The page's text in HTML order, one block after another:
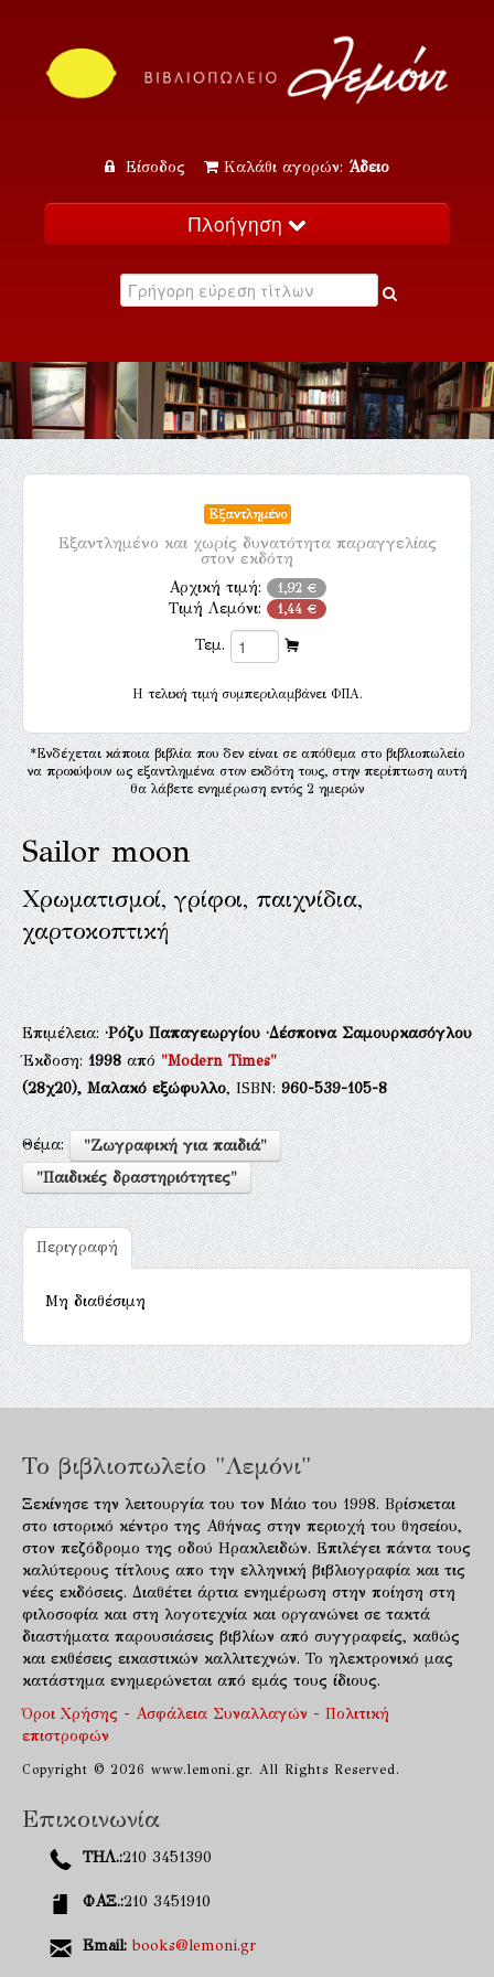
Είσοδος Καλάθι αγορών: Άδειο
Πλοήγηση
Κατάλογος
Εκδηλώσεις
Επικοινωνία
Εξαντλημένο
Εξαντλημένο και χωρίς δυνατότητα παραγγελίας
στον εκδότη
Αρχική τιμή: 1,92 €
Τιμή Λεμόνι: 1,44 €
Τεμ.
H τελική τιμή συμπεριλαμβάνει ΦΠΑ.
*Ενδέχεται κάποια βιβλία που δεν είναι σε απόθεμα στο βιβλιοπωλείο
να προκύψουν ως εξαντλημένα στον εκδότη τους, στην περίπτωση αυτή
θα λάβετε ενημέρωση εντός 2 ημερών
Sailor moon
Χρωματισμοί, γρίφοι, παιχνίδια,
χαρτοκοπτική
Επιμέλεια:·Ρόζυ Παπαγεωργίου·Δέσποινα Σαμουρκασόγλου
Έκδοση:1998από"Modern Times"
(28χ20), Μαλακό εξώφυλλο, ISBN:960-539-105-8
Θέμα:
"Ζωγραφική για παιδιά"
"Παιδικές δραστηριότητες"
Περιγραφή
Μη διαθέσιμη
Το βιβλιοπωλείο "Λεμόνι"
Ξεκίνησε την λειτουργία του τον Μάιο του 1998. Βρίσκεται
στο ιστορικό κέντρο της Αθήνας στην περιοχή του θησείου,
στον πεζόδρομο της οδού Ηρακλειδών. Επιλέγει πάντα τους
καλύτερους τίτλους απο την ελληνική βιβλιογραφία και τις
νέες εκδόσεις. Διαθέτει άρτια ενημέρωση στην ποίηση στη
φιλοσοφία και στη λογοτεχνία και οργανώνει σε τακτά
διαστήματα παρουσιάσεις βιβλίων από συγγραφείς, καθώς
και εκθέσεις εικαστικών καλλιτεχνών. Το ηλεκτρονικό μας
κατάστημα ενημερώνεται από εμάς τους ίδιους.
Όροι Χρήσης - Ασφάλεια Συναλλαγών - Πολιτική
επιστροφών
Copyright © 2026 www.lemoni.gr. All Rights Reserved.
Επικοινωνία
ΤΗΛ.:210 3451390
ΦΑΞ.:210 3451910
Email: books@lemoni.gr